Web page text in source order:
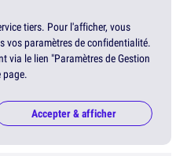
tiers. Pour l'afficher, vous
vos paramètres de confidentialité.
via le lien "Paramètres de Gestion
page.
Accepter & afficher